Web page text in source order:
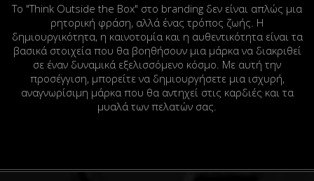
Το "Think Outside the Box" στο branding δεν είναι απλώς μια
ρητορική φράση, αλλά ένας τρόπος ζωής. Η
δημιουργικότητα, η καινοτομία και η αυθεντικότητα είναι τα
βασικά στοιχεία που θα βοηθήσουν μια μάρκα να διακριθεί
σε έναν δυναμικά εξελισσόμενο κόσμο. Με αυτή την
προσέγγιση, μπορείτε να δημιουργήσετε μια ισχυρή,
αναγνωρίσιμη μάρκα που θα αντηχεί στις καρδιές και τα
μυαλά των πελατών σας.